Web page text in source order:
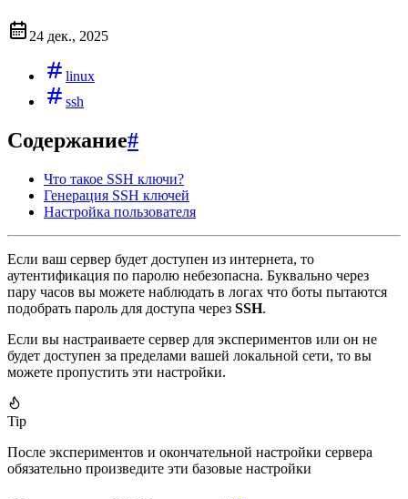
24 дек., 2025
linux
ssh
Содержание#
Что такое SSH ключи?
Генерация SSH ключей
Настройка пользователя
Если ваш сервер будет доступен из интернета, то
аутентификация по паролю небезопасна. Буквально через
пару часов вы можете наблюдать в логах что боты пытаются
подобрать пароль для доступа через SSH.
Если вы настраиваете сервер для экспериментов или он не
будет доступен за пределами вашей локальной сети, то вы
можете пропустить эти настройки.
Tip
После экспериментов и окончательной настройки сервера
обязательно произведите эти базовые настройки